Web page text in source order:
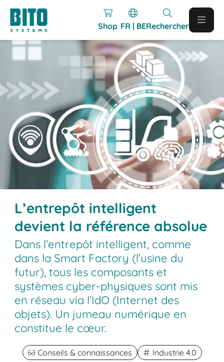
Shop FR | BERechercher
L’entrepôt intelligent
devient la référence absolue
Dans l’entrepôt intelligent, comme
dans la Smart Factory (l’usine du
futur), tous les composants et
systèmes cyber-physiques sont mis
en réseau via l’IdO (Internet des
objets). Un jumeau numérique en
constitue le cœur.
Conseils & connaissances Industrie 4.0